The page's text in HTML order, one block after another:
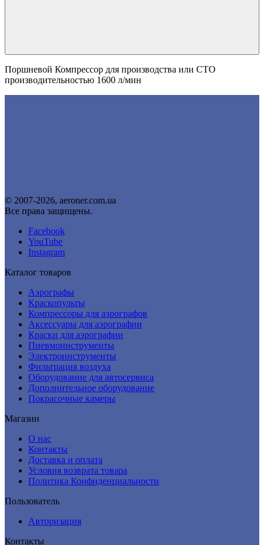
Поршневой Компрессор для производства или СТО
производительностью 1600 л/мин
© 2007-2026, aeroner.com.ua
Все права защищены.
Facebook
YouTube
Instagram
Каталог товаров
Аэрографы
Краскопульты
Компрессоры для аэрографов
Аксессуары для аэрографии
Краски для аэрографии
Пневмоинструменты
Электроинструменты
Фильтрация воздуха
Оборудование для автосервиса
Дополнительное оборудование
Покрасочные камеры
Магазин
О нас
Контакты
Доставка и оплата
Условия возврата товара
Политика Конфиденциальности
Пользователь
Авторизация
Контакты